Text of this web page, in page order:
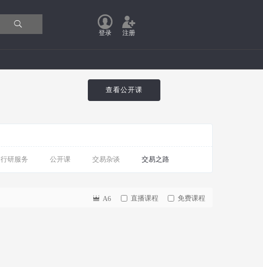
登录 注册
查看公开课
行研服务 公开课 交易杂谈 交易之路
A6 直播课程 免费课程